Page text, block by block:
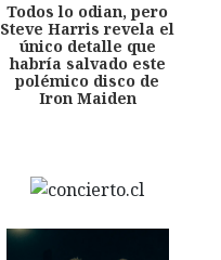
Todos lo odian, pero
Steve Harris revela el
único detalle que
habría salvado este
polémico disco de
Iron Maiden